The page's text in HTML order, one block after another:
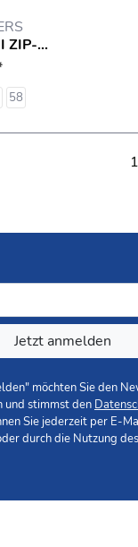
NOSILIFE PRO III ZIP-OFF HOSE
58
Jetzt anmelden
möchten Sie den
und stimmst den
Sie jederzeit per E-
durch die Nutzung